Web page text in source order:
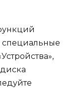
специальные